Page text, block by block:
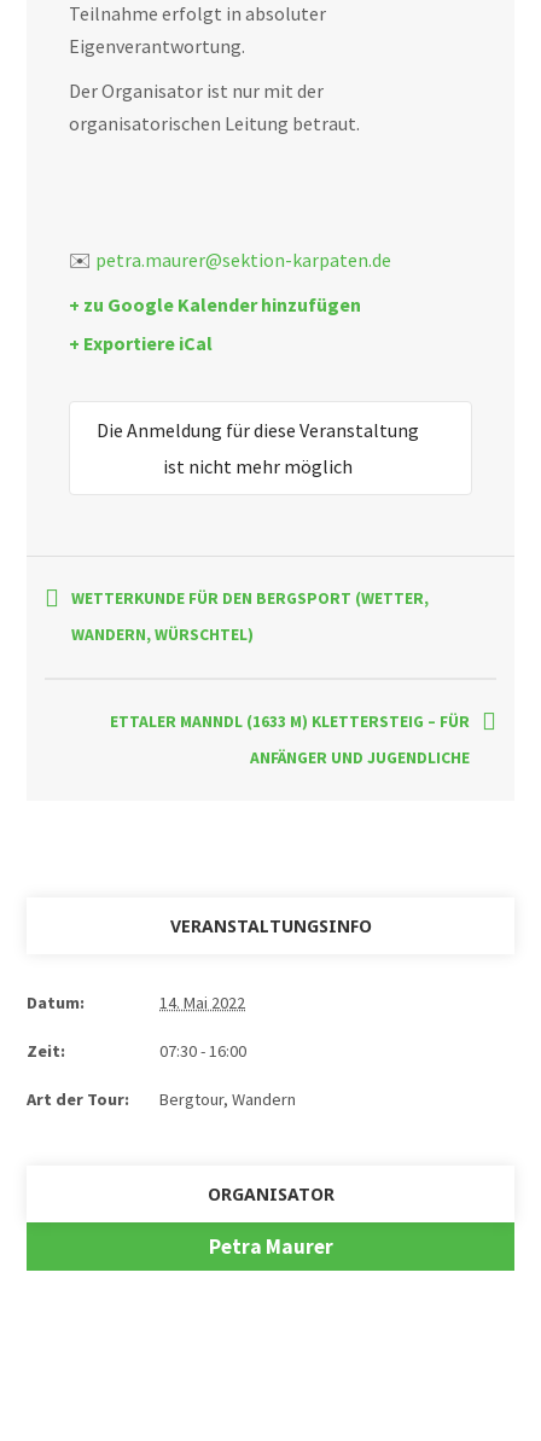
Teilnahme erfolgt in absoluter
Eigenverantwortung.
Der Organisator ist nur mit der
organisatorischen Leitung betraut.
✉️ petra.maurer@sektion-karpaten.de
+ zu Google Kalender hinzufügen
+ Exportiere iCal
Die Anmeldung für diese Veranstaltung
ist nicht mehr möglich
WETTERKUNDE FÜR DEN BERGSPORT (WETTER,
WANDERN, WÜRSCHTEL)
ETTALER MANNDL (1633 M) KLETTERSTEIG – FÜR
ANFÄNGER UND JUGENDLICHE
VERANSTALTUNGSINFO
Datum: 14. Mai 2022
Zeit: 07:30 - 16:00
Art der Tour: Bergtour, Wandern
ORGANISATOR
Petra Maurer